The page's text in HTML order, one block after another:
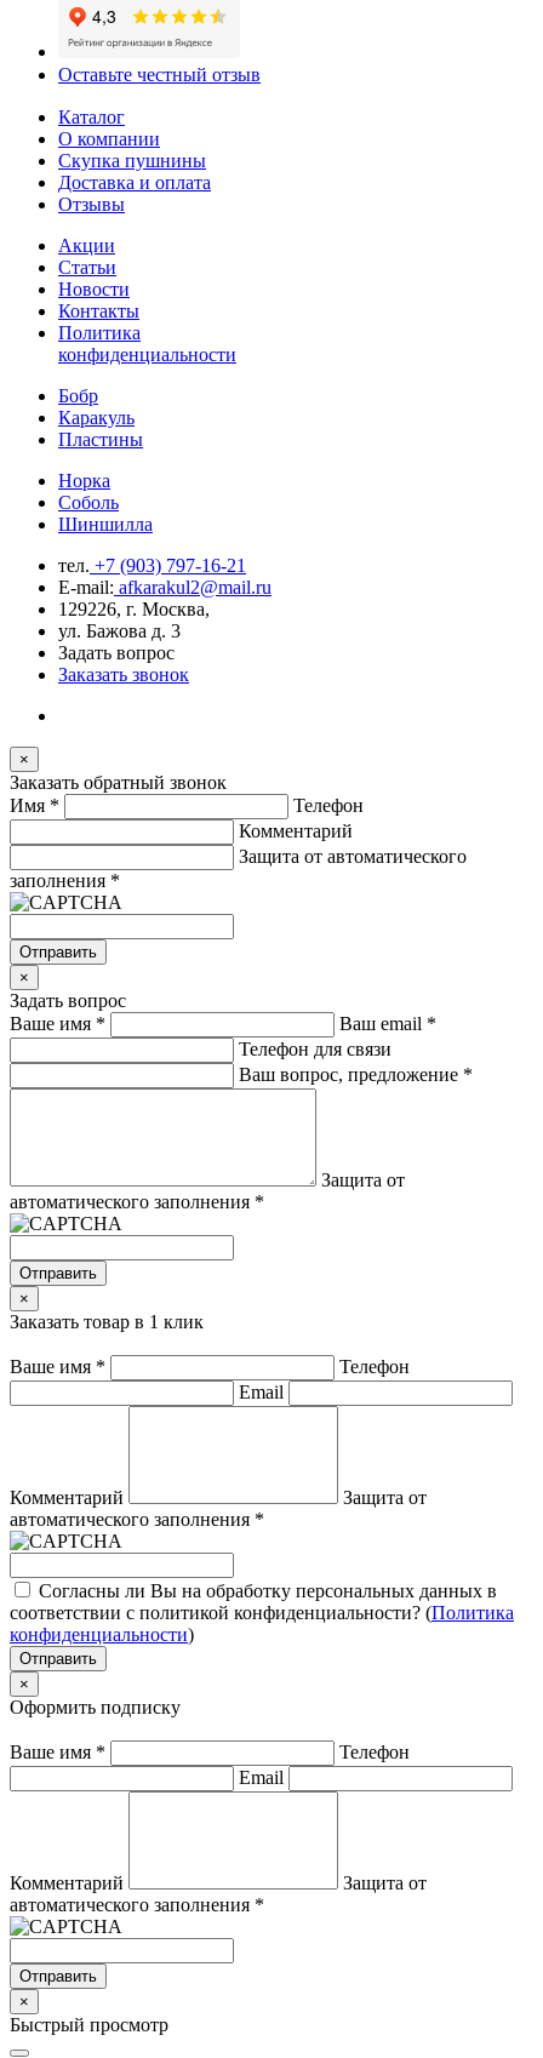
Оставьте честный отзыв
Каталог
О компании
Скупка пушнины
Доставка и оплата
Отзывы
Акции
Статьи
Новости
Контакты
Политика
конфиденциальности
Бобр
Каракуль
Пластины
Норка
Соболь
Шиншилла
тел. +7 (903) 797-16-21
E-mail: afkarakul2@mail.ru
129226, г. Москва,
ул. Бажова д. 3
Задать вопрос
Заказать звонок
×
Заказать обратный звонок
Имя *
Телефон
Комментарий
Защита от автоматического
заполнения *
Отправить
×
Задать вопрос
Ваше имя * Ваш email *
Телефон для связи
Ваш вопрос, предложение *
Защита от
автоматического заполнения *
Отправить
×
Заказать товар в 1 клик
Ваше имя *
Телефон
Email
Комментарий
Защита от
автоматического заполнения *
Согласны ли Вы на обработку персональных данных в
соответствии с политикой конфиденциальности? (Политика
конфиденциальности)
Отправить
×
Оформить подписку
Ваше имя *
Телефон
Email
Комментарий
Защита от
автоматического заполнения *
Отправить
×
Быстрый просмотр